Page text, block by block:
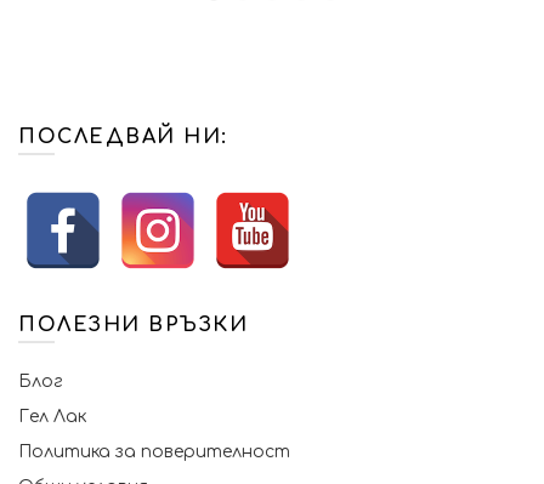
ПОСЛЕДВАЙ НИ:
ПОЛЕЗНИ ВРЪЗКИ
Блог
Гел Лак
Политика за поверителност